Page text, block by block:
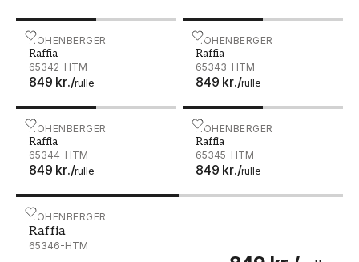
HOHENBERGER
Raffia
65342-HTM
849 kr./rulle
Raffia - 65342-HTM HOHENBERGER
Raffia
65343-HTM
849 kr./rulle
Raffia - 65343-HTM
HOHENBERGER
Raffia
65344-HTM
849 kr./rulle
Raffia - 65344-HTM HOHENBERGER
Raffia
65345-HTM
849 kr./rulle
Raffia - 65345-HTM
HOHENBERGER
Raffia
65346-HTM
Raffia - 65346-HTM